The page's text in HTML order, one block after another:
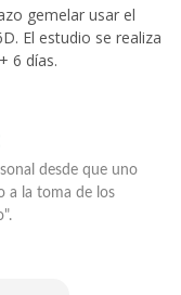
gemelar usar el
El estudio se realiza
6 días.
desde que uno
a la toma de los